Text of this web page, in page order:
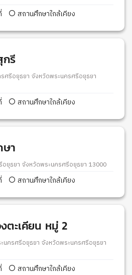
สถานศึกษาใกล้เคียง
กรี
ศรีอยุธยา จังหวัดพระนครศรีอยุธยา
สถานศึกษาใกล้เคียง
ษา
ยุธยา จังหวัดพระนครศรีอยุธยา 13000
สถานศึกษาใกล้เคียง
ตะเคียน หมู่ 2
นครศรีอยุธยา จังหวัดพระนครศรีอยุธยา
สถานศึกษาใกล้เคียง